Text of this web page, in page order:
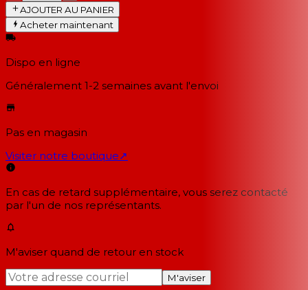
AJOUTER AU PANIER
Acheter maintenant
Dispo en ligne
Généralement 1-2 semaines avant l'envoi
Pas en magasin
Visiter notre boutique↗
En cas de retard supplémentaire, vous serez contacté
par l'un de nos représentants.
M'aviser quand de retour en stock
M'aviser